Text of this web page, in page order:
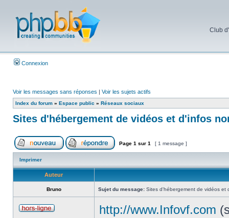
Club
Connexion
Voir les messages sans réponses | Voir les sujets actifs
Index du forum » Espace public » Réseaux sociaux
Sites d'hébergement de vidéos et d'infos
Page 1 sur 1 [ 1 message ]
Imprimer
Auteur
Bruno Sujet du message: Sites d'hébergement de vidéos et
http://www.Infovf.com